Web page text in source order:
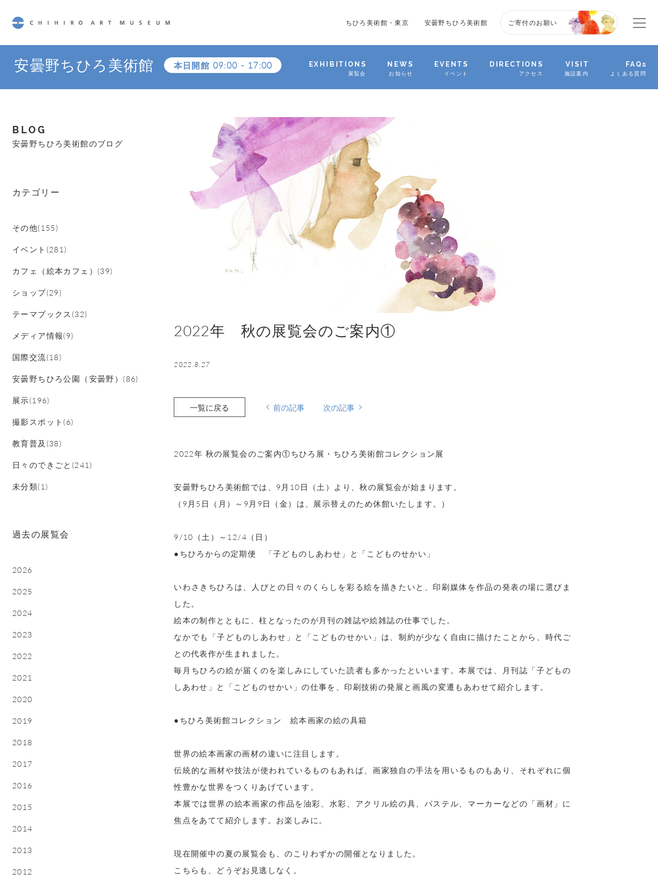
ちひろ美術館・東京 安曇野ちひろ美術館 ご寄付のお願い
安曇野ちひろ美術館 本日開館 09:00 - 17:00 EXHIBITIONS
展覧会
NEWS
お知らせ
EVENTS
イベント
DIRECTIONS
アクセス
VISIT
施設案内
FAQs
よくある質問
2022年 秋の展覧会のご案内①
2022.8.27
一覧に戻る 前の記事 次の記事
2022年 秋の展覧会のご案内①ちひろ展・ちひろ美術館コレクション展
安曇野ちひろ美術館では、9月10日（土）より、秋の展覧会が始まります。
（9月5日（月）～9月9日（金）は、展示替えのため休館いたします。）
9/10（土）～12/4（日）
●ちひろからの定期便 「子どものしあわせ」と「こどものせかい」
いわさきちひろは、人びとの日々のくらしを彩る絵を描きたいと、印刷媒体を作品の発表の場に選びま
した。
絵本の制作とともに、柱となったのが月刊の雑誌や絵雑誌の仕事でした。
なかでも「子どものしあわせ」と「こどものせかい」は、制約が少なく自由に描けたことから、時代ご
との代表作が生まれました。
毎月ちひろの絵が届くのを楽しみにしていた読者も多かったといいます。本展では、月刊誌「子どもの
しあわせ」と「こどものせかい」の仕事を、印刷技術の発展と画風の変遷もあわせて紹介します。
●ちひろ美術館コレクション 絵本画家の絵の具箱
世界の絵本画家の画材の違いに注目します。
伝統的な画材や技法が使われているものもあれば、画家独自の手法を用いるものもあり、それぞれに個
性豊かな世界をつくりあげています。
本展では世界の絵本画家の作品を油彩、水彩、アクリル絵の具、パステル、マーカーなどの「画材」に
焦点をあてて紹介します。お楽しみに。
現在開催中の夏の展覧会も、のこりわずかの開催となりました。
こちらも、どうぞお見逃しなく。
BLOG
安曇野ちひろ美術館のブログ
カテゴリー
その他(155)
イベント(281)
カフェ（絵本カフェ）(39)
ショップ(29)
テーマブックス(32)
メディア情報(9)
国際交流(18)
安曇野ちひろ公園（安曇野）(86)
展示(196)
撮影スポット(6)
教育普及(38)
日々のできごと(241)
未分類(1)
過去の展覧会
2026
2025
2024
2023
2022
2021
2020
2019
2018
2017
2016
2015
2014
2013
2012